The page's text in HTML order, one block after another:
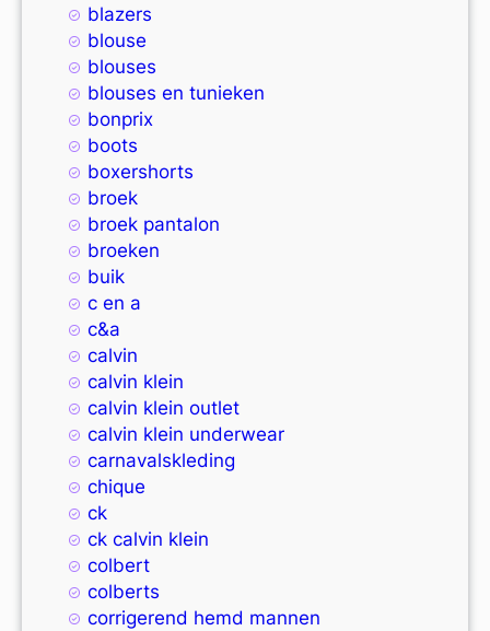
blazers
blouse
blouses
blouses en tunieken
bonprix
boots
boxershorts
broek
broek pantalon
broeken
buik
c en a
c&a
calvin
calvin klein
calvin klein outlet
calvin klein underwear
carnavalskleding
chique
ck
ck calvin klein
colbert
colberts
corrigerend hemd mannen